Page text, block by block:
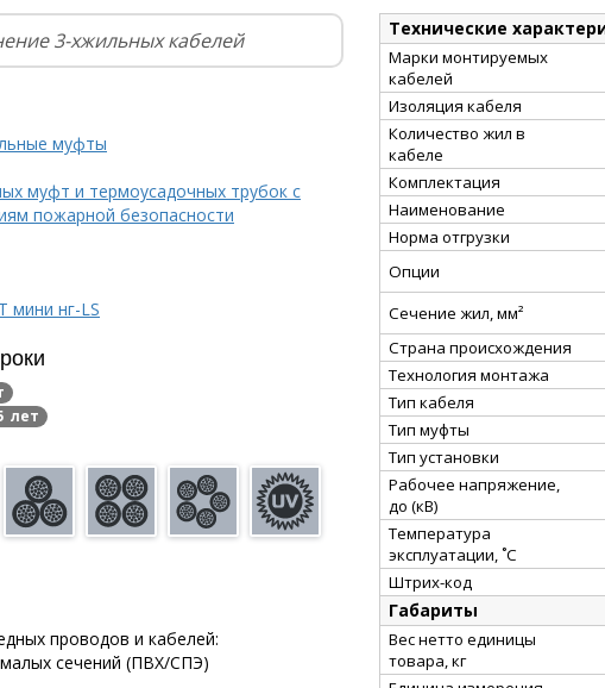
3-хжильных кабелей
муфты
муфт и термоусадочных трубок с
пожарной безопасности
мини нг-LS
лет
проводов и кабелей:
сечений (ПВХ/СПЭ)
Технические
Марки монтируемых
кабелей
Изоляция кабеля
Количество жил в
кабеле
Комплектация
Наименование
Норма отгрузки
Опции
Сечение жил, мм²
Страна происхождения
Технология монтажа
Тип кабеля
Тип муфты
Тип установки
Рабочее напряжение,
до (кВ)
Температура
эксплуатации, ˚С
Штрих-код
Габариты
Вес нетто единицы
товара, кг